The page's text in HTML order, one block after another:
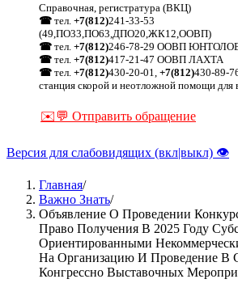
Справочная, регистратура (ВКЦ)
☎ тел. +7(812)241-33-53
(49,ПО33,ПО63,ДПО20,ЖК12,ООВП)
☎ тел. +7(812)246-78-29 ООВП
☎ тел. +7(812)417-21-47 ООВП ЛАХТА
☎ тел. +7(812)430-20-01, +7(812)430-89-
станция скорой и неотложной помощи для
✉️💬 Отправить обращение
Версия для слабовидящих (вкл|выкл) 👁
Строка
навигации
Главная/
Важно Знать/
Объявление О Проведении
Право Получения В 2025 Году
Ориентированными
На Организацию И Проведение В
Конгрессно Выставочных